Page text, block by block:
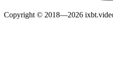
Copyright © 2018—2026